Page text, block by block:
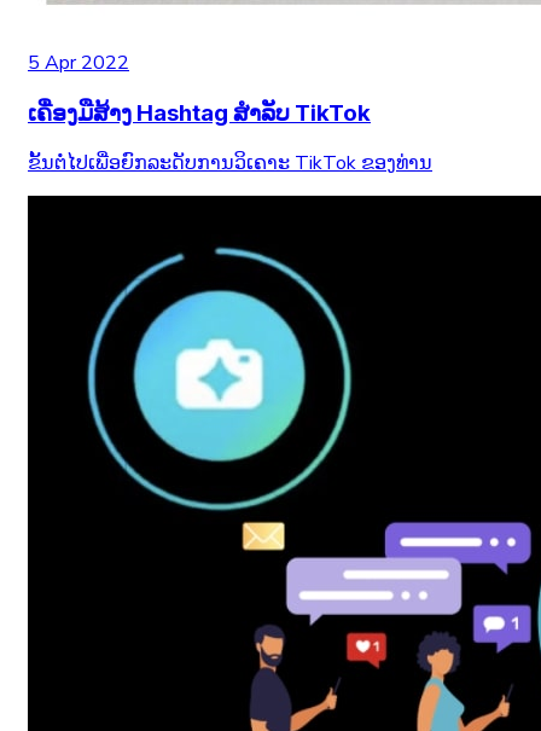
5 Apr 2022
ເຄື່ອງມືສ້າງ Hashtag ສໍາລັບ TikTok
ຂັ້ນຕໍ່ໄປເພື່ອຍົກລະດັບການວິເຄາະ TikTok ຂອງທ່ານ